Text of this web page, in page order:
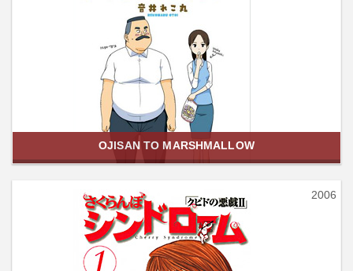
OJISAN TO MARSHMALLOW
2006